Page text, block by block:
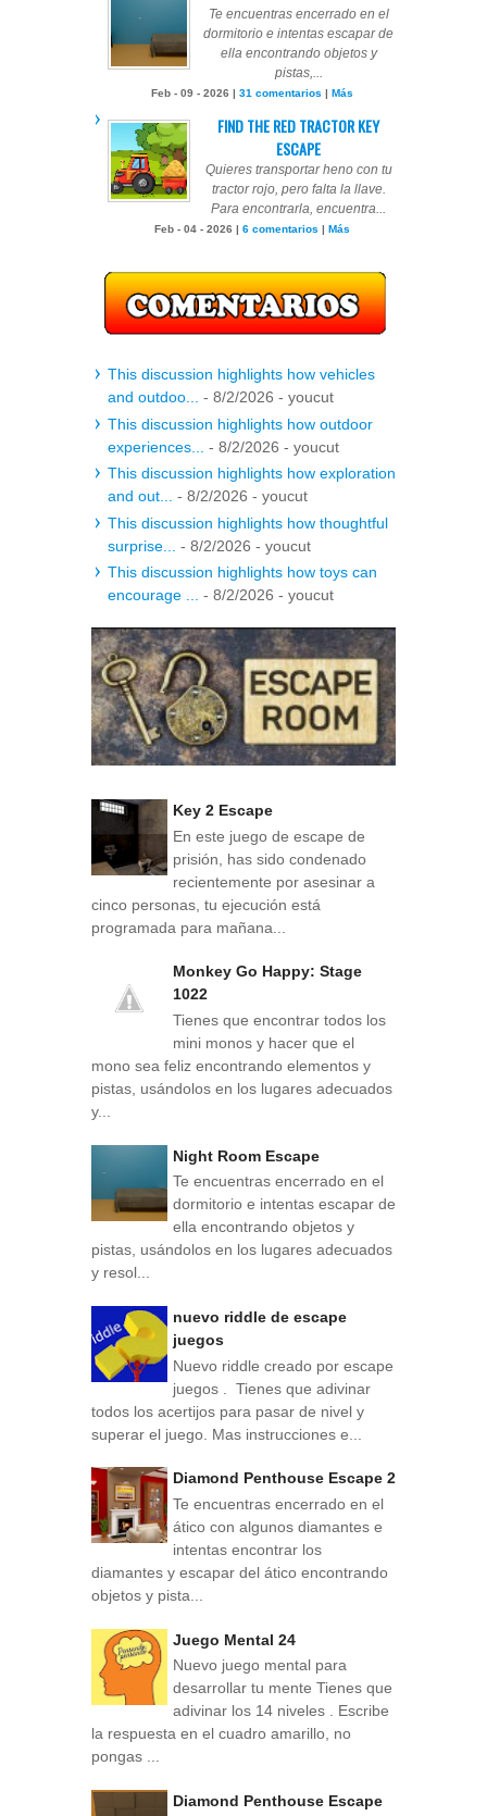
Te encuentras encerrado en el
dormitorio e intentas escapar de
ella encontrando objetos y
pistas,...
Feb - 09 - 2026 | 31 comentarios | Más
FIND THE RED TRACTOR KEY
ESCAPE
Quieres transportar heno con tu
tractor rojo, pero falta la llave.
Para encontrarla, encuentra...
Feb - 04 - 2026 | 6 comentarios | Más
This discussion highlights how vehicles
and outdoo...
- 8/2/2026 - youcut
This discussion highlights how outdoor
experiences...
- 8/2/2026 - youcut
This discussion highlights how exploration
and out...
- 8/2/2026 - youcut
This discussion highlights how thoughtful
surprise...
- 8/2/2026 - youcut
This discussion highlights how toys can
encourage ...
- 8/2/2026 - youcut
Key 2 Escape
En este juego de escape de
prisión, has sido condenado
recientemente por asesinar a
cinco personas, tu ejecución está
programada para mañana...
Monkey Go Happy: Stage
1022
Tienes que encontrar todos los
mini monos y hacer que el
mono sea feliz encontrando elementos y
pistas, usándolos en los lugares adecuados
y...
Night Room Escape
Te encuentras encerrado en el
dormitorio e intentas escapar de
ella encontrando objetos y
pistas, usándolos en los lugares adecuados
y resol...
nuevo riddle de escape
juegos
Nuevo riddle creado por escape
juegos . Tienes que adivinar
todos los acertijos para pasar de nivel y
superar el juego. Mas instrucciones e...
Diamond Penthouse Escape 2
Te encuentras encerrado en el
ático con algunos diamantes e
intentas encontrar los
diamantes y escapar del ático encontrando
objetos y pista...
Juego Mental 24
Nuevo juego mental para
desarrollar tu mente Tienes que
adivinar los 14 niveles . Escribe
la respuesta en el cuadro amarillo, no
pongas ...
Diamond Penthouse Escape